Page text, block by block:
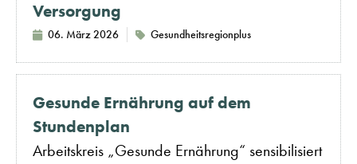
Versorgung
06. März 2026 Gesundheitsregionplus
Gesunde Ernährung auf dem
Stundenplan
Arbeitskreis „Gesunde Ernährung“ sensibilisiert